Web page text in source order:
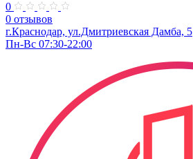
0
0 отзывов
г.Краснодар, ул.Дмитриевская Дамба, 5
Пн-Вс 07:30-22:00